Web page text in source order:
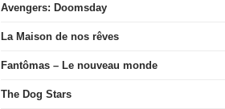
Avengers: Doomsday
La Maison de nos rêves
Fantômas – Le nouveau monde
The Dog Stars